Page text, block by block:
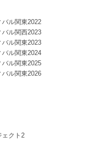
ル関東2022
ル関西2023
ル関東2023
ル関東2024
ル関東2025
ル関東2026
ェクト2